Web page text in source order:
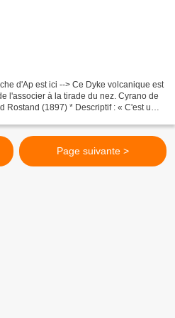
d'Ap est ici --> Ce Dyke volcanique est
l'associer à la tirade du nez. Cyrano de
Rostand (1897) * Descriptif : « C'est un
Page suivante >